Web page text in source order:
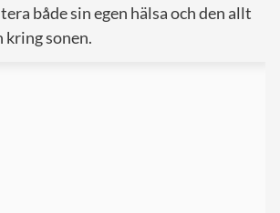
både sin egen hälsa och den allt
kring sonen.